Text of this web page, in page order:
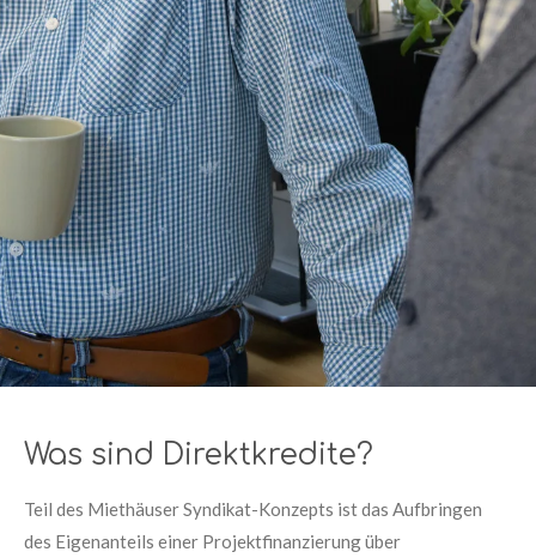
Was sind Direktkredite?
Teil des Miethäuser Syndikat-Konzepts ist das Aufbringen
des Eigenanteils einer Projektfinanzierung über